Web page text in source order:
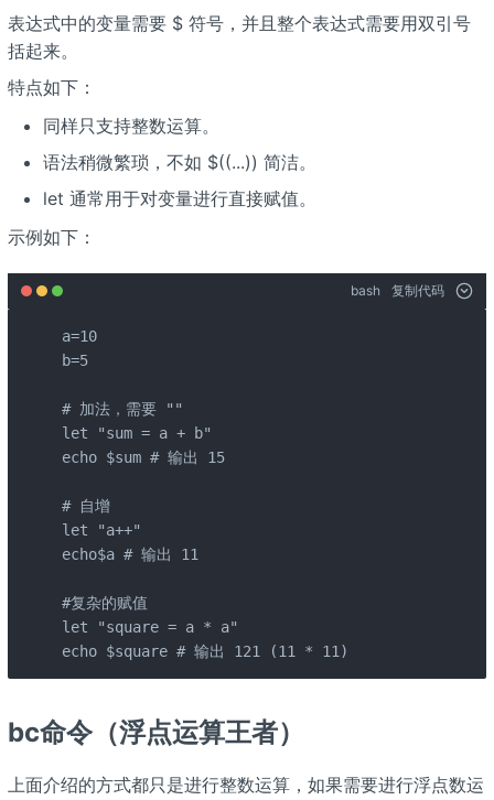
表达式中的变量需要 $ 符号，并且整个表达式需要用双引号
括起来。
特点如下：
同样只支持整数运算。
语法稍微繁琐，不如 $((...)) 简洁。
let 通常用于对变量进行直接赋值。
示例如下：
bash 复制代码
a=10
b=5
# 加法，需要 ""
let "sum = a + b"
echo $sum # 输出 15
# 自增
let "a++"
echo$a # 输出 11
#复杂的赋值
let "square = a * a"
echo $square # 输出 121 (11 * 11)
bc命令（浮点运算王者）
上面介绍的方式都只是进行整数运算，如果需要进行浮点数运